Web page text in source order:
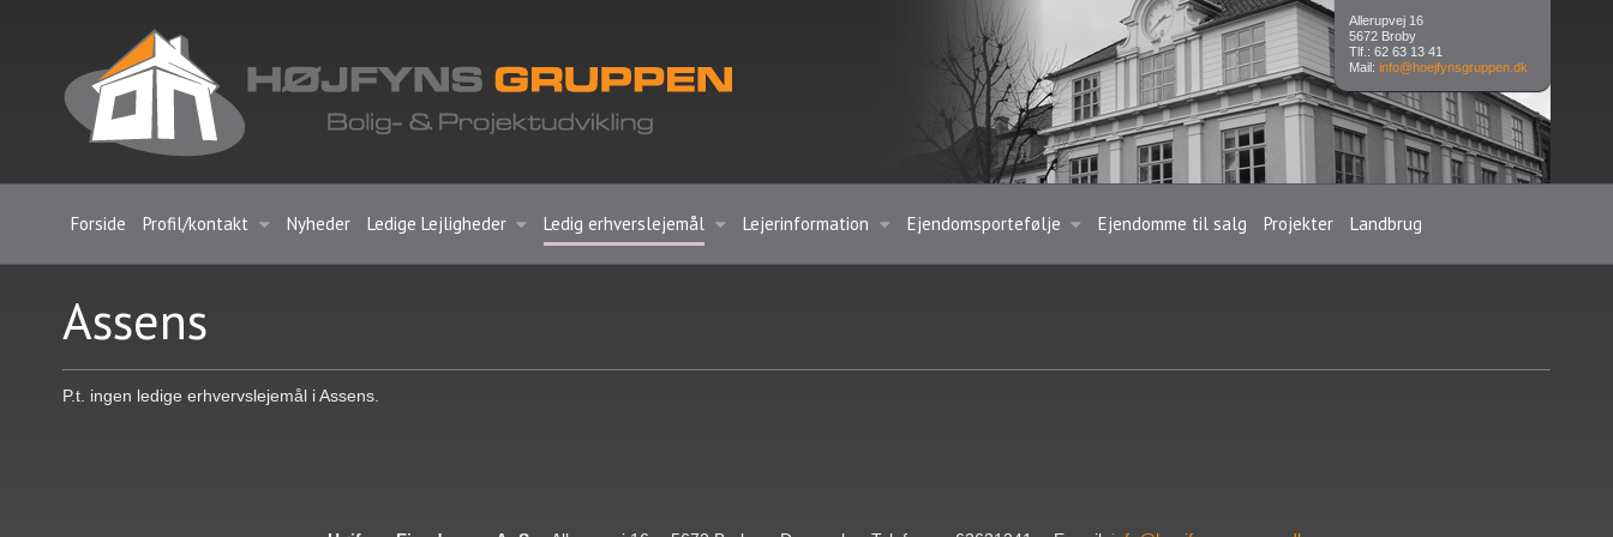
Allerupvej 16
5672 Broby
Tlf.: 62 63 13 41
Mail: info@hoejfynsgruppen.dk
Forside Profil/kontakt Nyheder Ledige Lejligheder Ledig erhverslejemål Lejerinformation Ejendomsportefølje Ejendomme til salg Projekter Landbrug
Assens
P.t. ingen ledige erhvervslejemål i Assens.